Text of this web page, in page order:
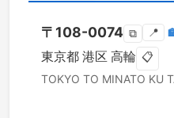
〒 108-0074 ⧉ 📍
東京都 港区 高輪 📋
TOKYO TO MINATO KU